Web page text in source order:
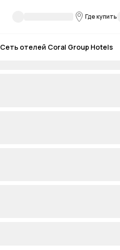
Где купить
Сеть отелей Coral Group Hotels